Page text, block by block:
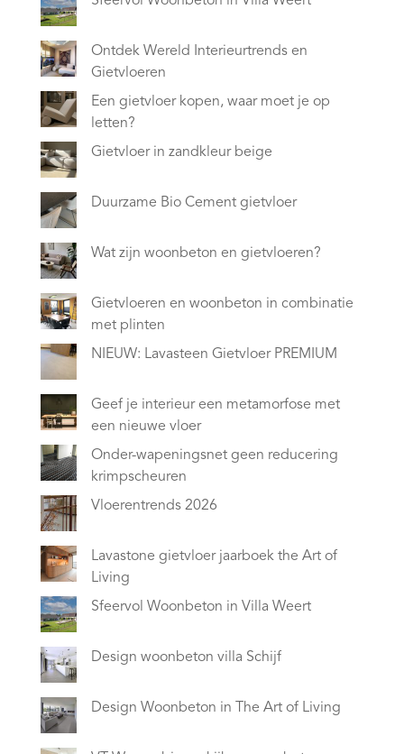
Ontdek Wereld Interieurtrends en
Gietvloeren
Een gietvloer kopen, waar moet je op
letten?
Gietvloer in zandkleur beige
Duurzame Bio Cement gietvloer
Wat zijn woonbeton en gietvloeren?
Gietvloeren en woonbeton in combinatie
met plinten
NIEUW: Lavasteen Gietvloer PREMIUM
Geef je interieur een metamorfose met
een nieuwe vloer
Onder-wapeningsnet geen reducering
krimpscheuren
Vloerentrends 2026
Lavastone gietvloer jaarboek the Art of
Living
Sfeervol Woonbeton in Villa Weert
Design woonbeton villa Schijf
Design Woonbeton in The Art of Living